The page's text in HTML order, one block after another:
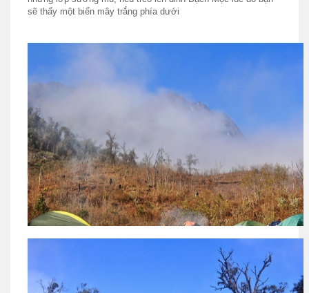
sẽ thấy một biển mây trắng phía dưới